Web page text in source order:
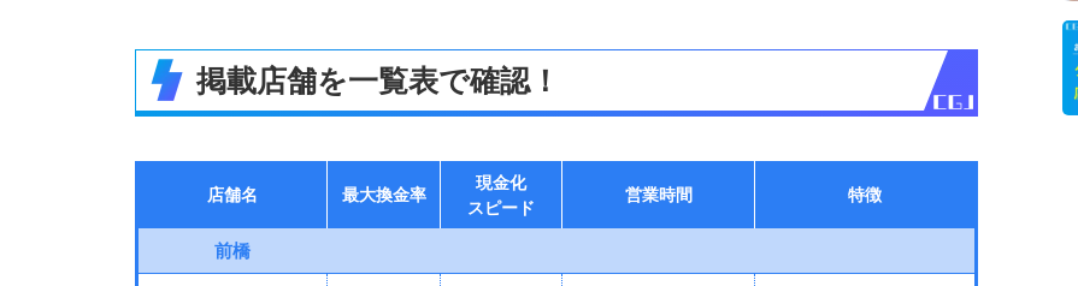
掲載店舗を一覧表で確認！
店舗名 最大換金率
現金化
スピード
営業時間 特徴
前橋